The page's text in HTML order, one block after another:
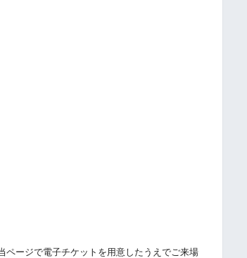
ージで電子チケットを用意したうえでご来場